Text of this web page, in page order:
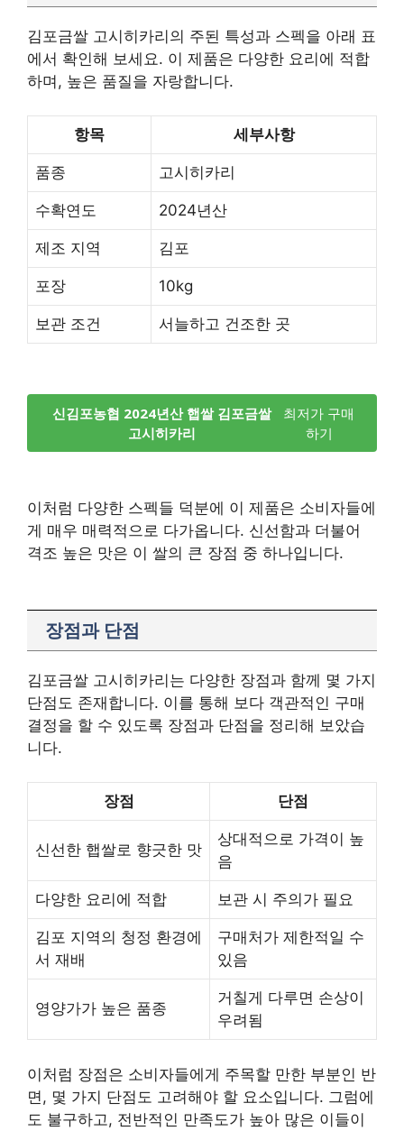
김포금쌀 고시히카리의 주된 특성과 스펙을 아래 표
에서 확인해 보세요. 이 제품은 다양한 요리에 적합
하며, 높은 품질을 자랑합니다.
항목 세부사항
품종 고시히카리
수확연도 2024년산
제조 지역 김포
포장 10kg
보관 조건 서늘하고 건조한 곳
신김포농협 2024년산 햅쌀 김포금쌀
고시히카리
최저가 구매
하기
이처럼 다양한 스펙들 덕분에 이 제품은 소비자들에
게 매우 매력적으로 다가옵니다. 신선함과 더불어
격조 높은 맛은 이 쌀의 큰 장점 중 하나입니다.
장점과 단점
김포금쌀 고시히카리는 다양한 장점과 함께 몇 가지
단점도 존재합니다. 이를 통해 보다 객관적인 구매
결정을 할 수 있도록 장점과 단점을 정리해 보았습
니다.
장점 단점
신선한 햅쌀로 향긋한 맛
상대적으로 가격이 높
음
다양한 요리에 적합 보관 시 주의가 필요
김포 지역의 청정 환경에
서 재배
구매처가 제한적일 수
있음
영양가가 높은 품종
거칠게 다루면 손상이
우려됨
이처럼 장점은 소비자들에게 주목할 만한 부분인 반
면, 몇 가지 단점도 고려해야 할 요소입니다. 그럼에
도 불구하고, 전반적인 만족도가 높아 많은 이들이